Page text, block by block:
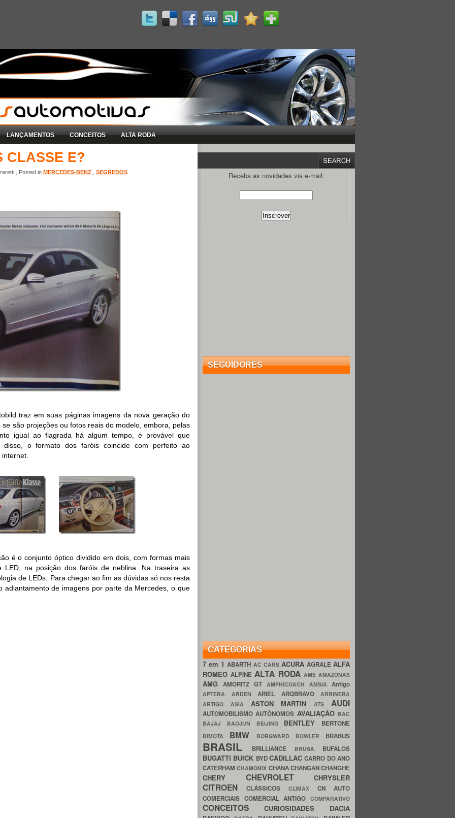
LANÇAMENTOS CONCEITOS ALTA RODA
CLASSE E?
, Posted in MERCEDES-BENZ SEGREDOS
traz em suas páginas imagens da nova geração do
são projeções ou fotos reais do modelo, embora, pelas
igual ao flagrada há algum tempo, é provável que
disso, o formato dos faróis coincide com perfeito ao
é o conjunto óptico dividido em dois, com formas mais
LED, na posição dos faróis de neblina. Na traseira as
de LEDs. Para chegar ao fim as dúvidas só nos resta
adiantamento de imagens por parte da Mercedes, o que
Receba as novidades via e-mail:
SEGUIDORES
CATEGORIAS
7 em 1ABARTH AC CARS ACURA AGRALE ALFA
ROMEOALPINEALTA RODA AME AMAZONAS
AMG AMORITZ GT AMPHICOACH AMSIA Antigo
APTERA ARDEN ARIEL ARQBRAVO ARRINERA
ARTIGO ASIA ASTON MARTINATS AUDI
AUTOMOBILISMOAUTÔNOMOS AVALIAÇÃO BAC
BAJAJ BAOJUN BEIJING BENTLEY BERTONE
BIMOTA BMW BORGWARD BOWLER BRABUS
BRASIL BRILLIANCE BRUSA BUFALOS
BUGATTI BUICK BYDCADILLACCARRO DO ANO
CATERHAMCHAMONIX CHANACHANGANCHANGHE
CHERY CHEVROLET CHRYSLER
CITROEN CLÁSSICOS CLIMAX CN AUTO
COMERCIAIS COMERCIAL ANTIGOCOMPARATIVO
CONCEITOS CURIOSIDADES DACIA